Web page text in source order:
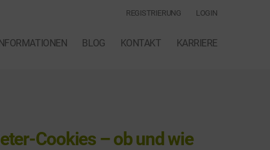
REGISTRIERUNG LOGIN
INFORMATIONEN BLOG KONTAKT KARRIERE
Cookies – ob und wie